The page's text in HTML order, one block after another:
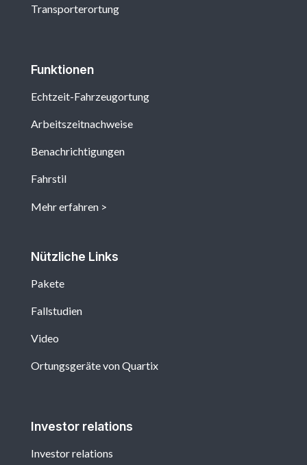
Transporterortung
Funktionen
Echtzeit-Fahrzeugortung
Arbeitszeitnachweise
Benachrichtigungen
Fahrstil
Mehr erfahren
Nützliche Links
Pakete
Fallstudien
Video
Ortungsgeräte von Quartix
Investor relations
Investor relations